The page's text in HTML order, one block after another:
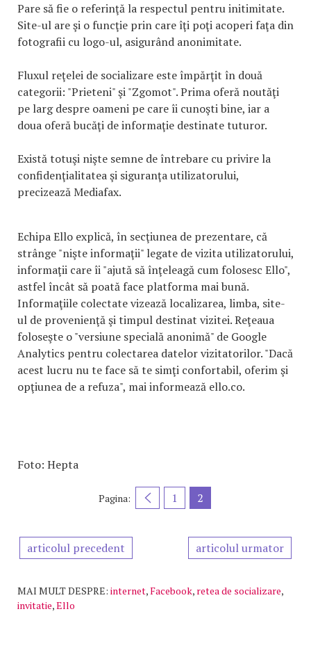
Pare să fie o referinţă la respectul pentru initimitate.
Site-ul are şi o funcţie prin care îţi poţi acoperi faţa din
fotografii cu logo-ul, asigurând anonimitate.
Fluxul reţelei de socializare este împărţit în două
categorii: "Prieteni" şi "Zgomot". Prima oferă noutăţi
pe larg despre oameni pe care îi cunoşti bine, iar a
doua oferă bucăţi de informaţie destinate tuturor.
Există totuşi nişte semne de întrebare cu privire la
confidenţialitatea şi siguranţa utilizatorului,
precizează Mediafax.
Echipa Ello explică, în secţiunea de prezentare, că
strânge "nişte informaţii" legate de vizita utilizatorului,
informaţii care îi "ajută să înţeleagă cum folosesc Ello",
astfel încât să poată face platforma mai bună.
Informaţiile colectate vizează localizarea, limba, site-
ul de provenienţă şi timpul destinat vizitei. Reţeaua
foloseşte o "versiune specială anonimă" de Google
Analytics pentru colectarea datelor vizitatorilor. "Dacă
acest lucru nu te face să te simţi confortabil, oferim şi
opţiunea de a refuza", mai informează ello.co.
Foto: Hepta
Pagina: 1 2
articolul precedent articolul urmator
MAI MULT DESPRE: internet,Facebook, retea de socializare,
invitatie,Ello